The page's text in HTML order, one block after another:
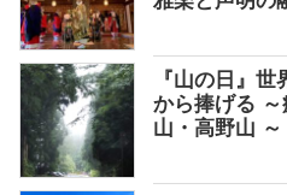
『山の日』
から捧げる
山・高野山 ～